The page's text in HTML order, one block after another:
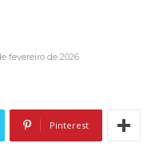
fevereiro de 2026
Pinterest